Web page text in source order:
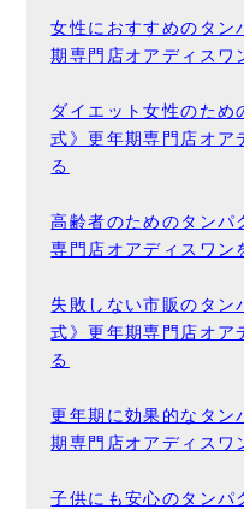
女性におすすめのタ
期専門店オアディスワ
ダイエット女性のた
式》更年期専門店オア
る
高齢者のためのタンパ
専門店オアディスワン
失敗しない市販のタ
式》更年期専門店オア
る
更年期に効果的なタ
期専門店オアディスワ
子供にも安心のタンパ